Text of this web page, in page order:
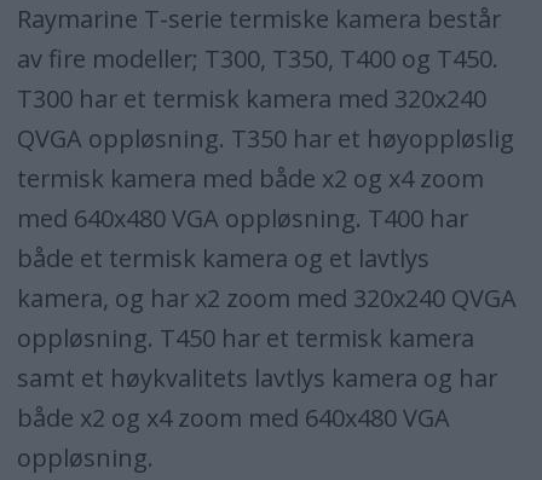
Raymarine T-serie termiske kamera består
av fire modeller; T300, T350, T400 og T450.
T300 har et termisk kamera med 320x240
QVGA oppløsning. T350 har et høyoppløslig
termisk kamera med både x2 og x4 zoom
med 640x480 VGA oppløsning. T400 har
både et termisk kamera og et lavtlys
kamera, og har x2 zoom med 320x240 QVGA
oppløsning. T450 har et termisk kamera
samt et høykvalitets lavtlys kamera og har
både x2 og x4 zoom med 640x480 VGA
oppløsning.